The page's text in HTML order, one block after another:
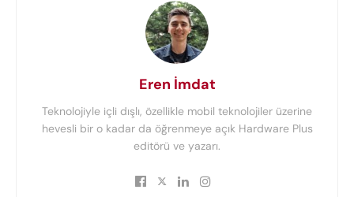
Eren İmdat
Teknolojiyle içli dışlı, özellikle mobil teknolojiler üzerine
hevesli bir o kadar da öğrenmeye açık Hardware Plus
editörü ve yazarı.